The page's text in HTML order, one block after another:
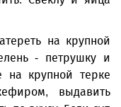
на крупной
- петрушку и
на крупной терке
выдавить